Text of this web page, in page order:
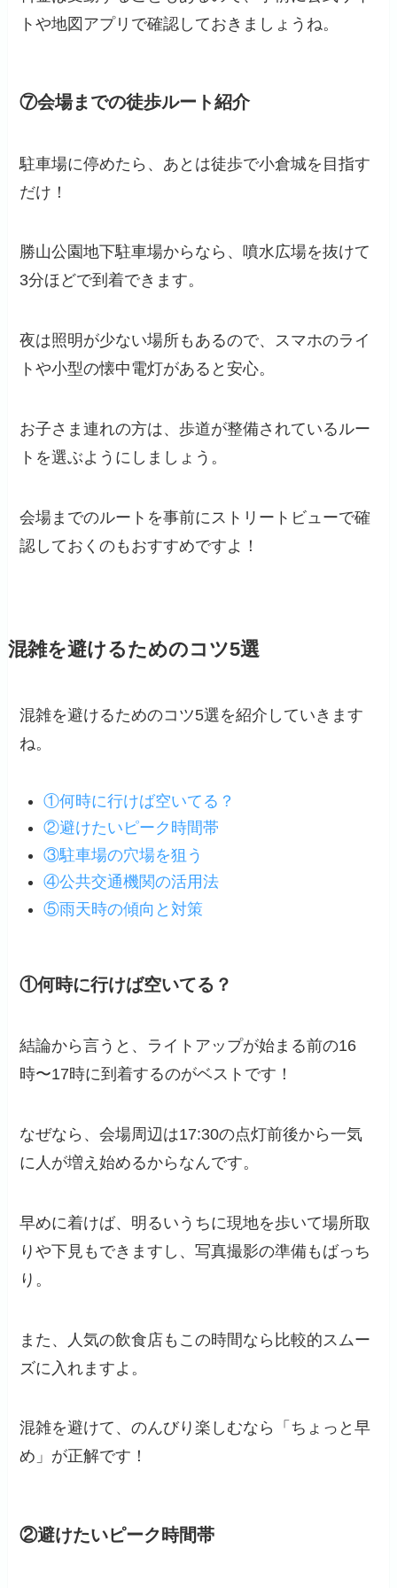
トや地図アプリで確認しておきましょうね。
⑦会場までの徒歩ルート紹介
駐車場に停めたら、あとは徒歩で小倉城を目指す
だけ！
勝山公園地下駐車場からなら、噴水広場を抜けて
3分ほどで到着できます。
夜は照明が少ない場所もあるので、スマホのライ
トや小型の懐中電灯があると安心。
お子さま連れの方は、歩道が整備されているルー
トを選ぶようにしましょう。
会場までのルートを事前にストリートビューで確
認しておくのもおすすめですよ！
混雑を避けるためのコツ5選
混雑を避けるためのコツ5選を紹介していきます
ね。
①何時に行けば空いてる？
②避けたいピーク時間帯
③駐車場の穴場を狙う
④公共交通機関の活用法
⑤雨天時の傾向と対策
①何時に行けば空いてる？
結論から言うと、ライトアップが始まる前の16
時〜17時に到着するのがベストです！
なぜなら、会場周辺は17:30の点灯前後から一気
に人が増え始めるからなんです。
早めに着けば、明るいうちに現地を歩いて場所取
りや下見もできますし、写真撮影の準備もばっち
り。
また、人気の飲食店もこの時間なら比較的スムー
ズに入れますよ。
混雑を避けて、のんびり楽しむなら「ちょっと早
め」が正解です！
②避けたいピーク時間帯